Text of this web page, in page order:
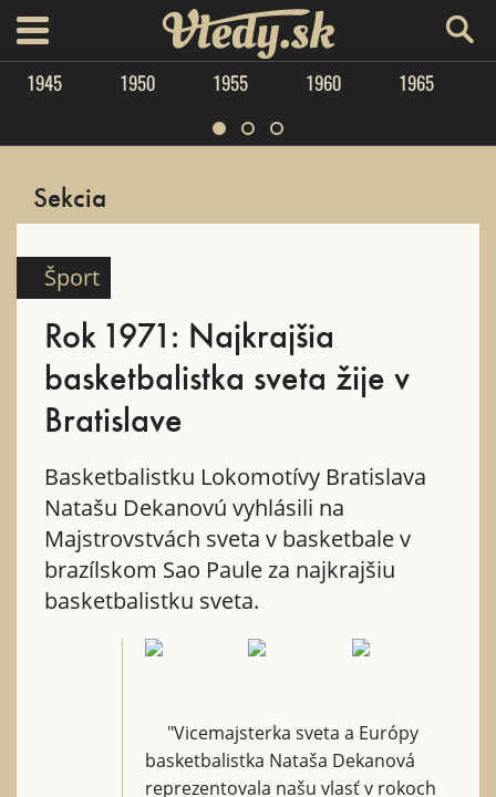
menu Vtedy.sk
1945 1950 1955 1960 1965
Sekcia
Šport
Rok 1971: Najkrajšia
basketbalistka sveta žije v
Bratislave
Basketbalistku Lokomotívy Bratislava
Natašu Dekanovú vyhlásili na
Majstrovstvách sveta v basketbale v
brazílskom Sao Paule za najkrajšiu
basketbalistku sveta.
"Vicemajsterka sveta a Európy
basketbalistka Nataša Dekanová
reprezentovala našu vlasť v rokoch